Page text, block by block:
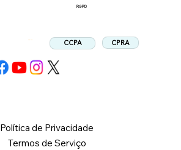
Política de Privacidade
Termos de Serviço
RGPD
CCPA CPRA